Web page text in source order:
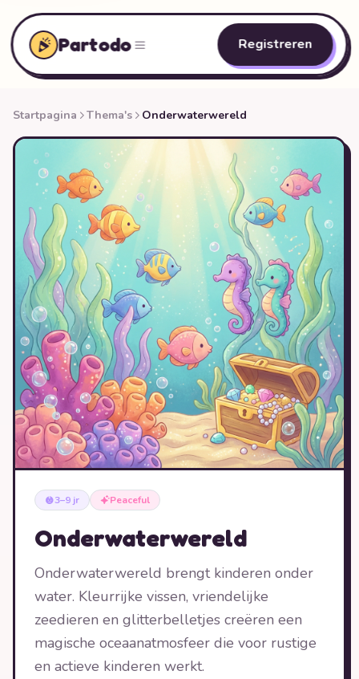
Partodo Registreren
Startpagina Thema's Onderwaterwereld
3–9 jr Peaceful
Onderwaterwereld
Onderwaterwereld brengt kinderen onder
water. Kleurrijke vissen, vriendelijke
zeedieren en glitterbelletjes creëren een
magische oceaanatmosfeer die voor rustige
en actieve kinderen werkt.